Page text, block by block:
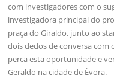
com investigadores com o
investigadora principal do
praça do Giraldo, junto ao
dois dedos de conversa com
perca esta oportunidade e
Geraldo na cidade de Évora.